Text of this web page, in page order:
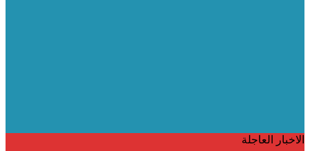
الاخبار العاجلة